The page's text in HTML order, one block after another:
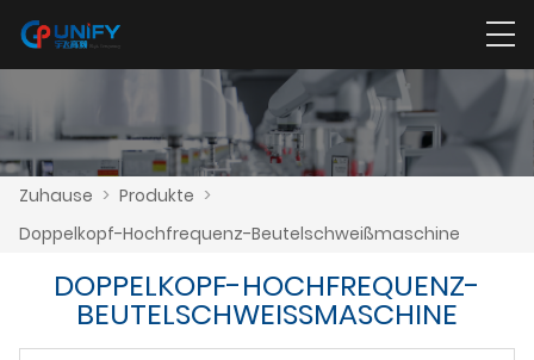
Zuhause > Produkte >
Doppelkopf-Hochfrequenz-Beutelschweißmaschine
DOPPELKOPF-HOCHFREQUENZ-
BEUTELSCHWEISSMASCHINE